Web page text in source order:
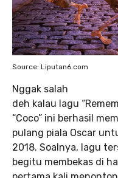
Source: Liputan6.com
Nggak salah
deh kalau lagu
“Coco” ini berhasil
pulang piala Oscar
2018. Soalnya, lagu
begitu membekas di